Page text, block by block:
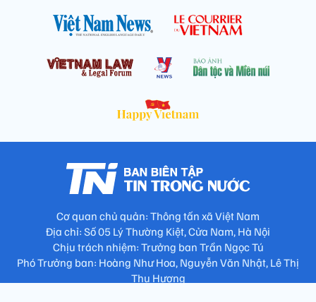
Cơ quan chủ quản: Thông tấn xã Việt Nam
Địa chỉ: Số 05 Lý Thường Kiệt, Cửa Nam, Hà Nội
Chịu trách nhiệm: Trưởng ban Trần Ngọc Tú
Phó Trưởng ban: Hoàng Như Hoa, Nguyễn Văn Nhật, Lê Thị
Thu Hương